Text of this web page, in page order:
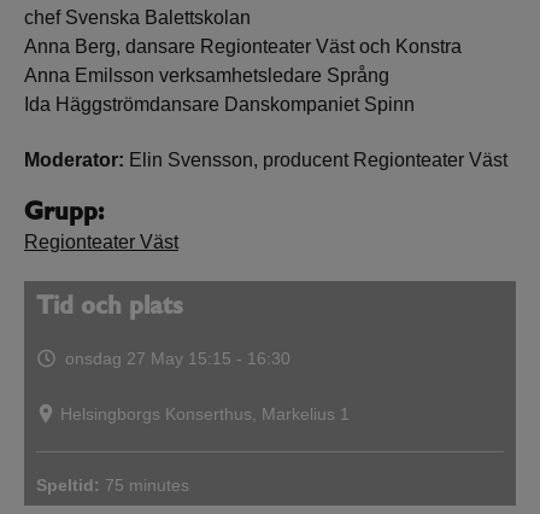
chef Svenska Balettskolan
Anna Berg, dansare Regionteater Väst och Konstra
Anna Emilsson verksamhetsledare Språng
Ida Häggströmdansare Danskompaniet Spinn
Moderator: Elin Svensson, producent Regionteater Väst
Grupp:
Regionteater Väst
Tid och plats
onsdag 27 May 15:15 - 16:30
Helsingborgs Konserthus, Markelius 1
Speltid: 75 minutes